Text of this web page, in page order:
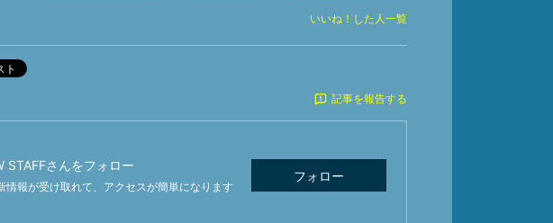
いいね！した人一覧
ト
記事を報告する
STAFFさんをフォロー
情報が受け取れて、アクセスが簡単になります
フォロー